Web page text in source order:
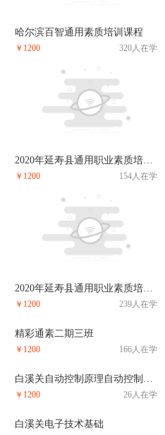
哈尔滨百智通用素质培训课程
￥1200 320人在学
2020年延寿县通用职业素质培训3班
￥1200 154人在学
2020年延寿县通用职业素质培训1班
￥1200 239人在学
精彩通素二期三班
￥1200 166人在学
￥1200 26人在学
白溪关电子技术基础